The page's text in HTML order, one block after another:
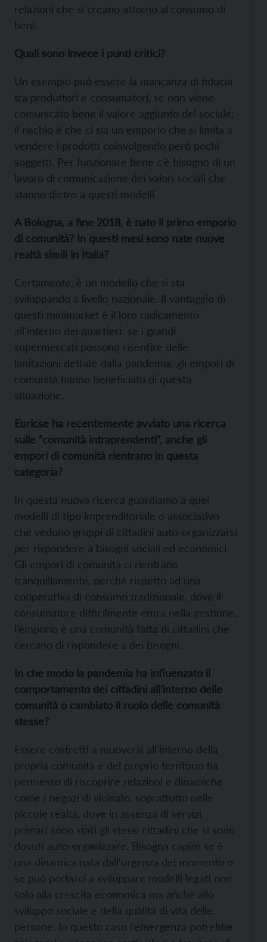
relazioni che si creano attorno al consumo di
beni.
Quali sono invece i punti critici?
Un esempio può essere la mancanza di fiducia
tra produttori e consumatori, se non viene
comunicato bene il valore aggiunto del sociale,
il rischio è che ci sia un emporio che si limita a
vendere i prodotti coinvolgendo però pochi
soggetti. Per funzionare bene c’è bisogno di un
lavoro di comunicazione dei valori sociali che
stanno dietro a questi modelli.
A Bologna, a fine 2018, è nato il primo emporio
di comunità? In questi mesi sono nate nuove
realtà simili in Italia?
Certamente, è un modello che si sta
sviluppando a livello nazionale. Il vantaggio di
questi minimarket è il loro radicamento
all’interno dei quartieri: se i grandi
supermercati possono risentire delle
limitazioni dettate dalla pandemia, gli empori di
comunità hanno beneficiato di questa
situazione.
Euricse ha recentemente avviato una ricerca
sulle “comunità intraprendenti”, anche gli
empori di comunità rientrano in questa
categoria?
In questa nuova ricerca guardiamo a quei
modelli di tipo imprenditoriale o associativo
che vedono gruppi di cittadini auto-organizzarsi
per rispondere a bisogni sociali ed economici.
Gli empori di comunità ci rientrano
tranquillamente, perché rispetto ad una
cooperativa di consumo tradizionale, dove il
consumatore difficilmente entra nella gestione,
l’emporio è una comunità fatta di cittadini che
cercano di rispondere a dei bisogni.
In che modo la pandemia ha influenzato il
comportamento dei cittadini all’interno delle
comunità o cambiato il ruolo delle comunità
stesse?
Essere costretti a muoversi all’interno della
propria comunità e del proprio territorio ha
permesso di riscoprire relazioni e dinamiche
come i negozi di vicinato, soprattutto nelle
piccole realtà, dove in assenza di servizi
primari sono stati gli stessi cittadini che si sono
dovuti auto-organizzare. Bisogna capire se è
una dinamica nata dall’urgenza del momento o
se può portarci a sviluppare modelli legati non
solo alla crescita economica ma anche allo
sviluppo sociale e della qualità di vita delle
persone. In questo caso l’emergenza potrebbe